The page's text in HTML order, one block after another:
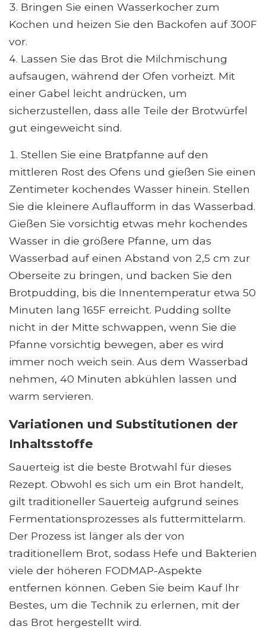
Bringen Sie einen Wasserkocher zum
Kochen und heizen Sie den Backofen auf 300F
vor.
Lassen Sie das Brot die Milchmischung
aufsaugen, während der Ofen vorheizt. Mit
einer Gabel leicht andrücken, um
sicherzustellen, dass alle Teile der Brotwürfel
gut eingeweicht sind.
Stellen Sie eine Bratpfanne auf den
mittleren Rost des Ofens und gießen Sie einen
Zentimeter kochendes Wasser hinein. Stellen
Sie die kleinere Auflaufform in das Wasserbad.
Gießen Sie vorsichtig etwas mehr kochendes
Wasser in die größere Pfanne, um das
Wasserbad auf einen Abstand von 2,5 cm zur
Oberseite zu bringen, und backen Sie den
Brotpudding, bis die Innentemperatur etwa 50
Minuten lang 165F erreicht. Pudding sollte
nicht in der Mitte schwappen, wenn Sie die
Pfanne vorsichtig bewegen, aber es wird
immer noch weich sein. Aus dem Wasserbad
nehmen, 40 Minuten abkühlen lassen und
warm servieren.
Variationen und Substitutionen der
Inhaltsstoffe
Sauerteig ist die beste Brotwahl für dieses
Rezept. Obwohl es sich um ein Brot handelt,
gilt traditioneller Sauerteig aufgrund seines
Fermentationsprozesses als futtermittelarm.
Der Prozess ist länger als der von
traditionellem Brot, sodass Hefe und Bakterien
viele der höheren FODMAP-Aspekte
entfernen können. Geben Sie beim Kauf Ihr
Bestes, um die Technik zu erlernen, mit der
das Brot hergestellt wird.